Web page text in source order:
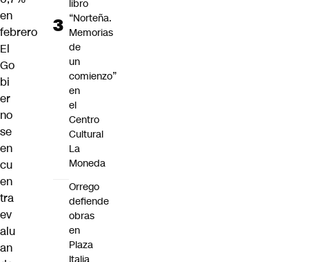
en
febrero
El
Go
bi
er
no
se
en
cu
en
tra
ev
alu
an
libro
“Norteña.
Memorias
de
un
comienzo”
en
el
Centro
Cultural
La
Moneda
Orrego
defiende
obras
en
Plaza
Italia